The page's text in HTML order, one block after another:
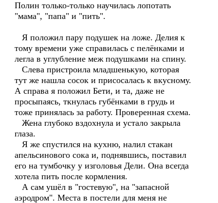
Полин только-только научилась лопотать
"мама", "папа" и "пить".
Я положил пару подушек на ложе. Делия к
тому времени уже справилась с пелёнками и
легла в углубление меж подушками на спину.
Слева пристроила младшенькую, которая
тут же нашла сосок и присосалась к вкусному.
А справа я положил Бети, и та, даже не
просыпаясь, ткнулась губёнками в грудь и
тоже принялась за работу. Проверенная схема.
Жена глубоко вздохнула и устало закрыла
глаза.
Я же спустился на кухню, налил стакан
апельсинового сока и, поднявшись, поставил
его на тумбочку у изголовья Дели. Она всегда
хотела пить после кормления.
А сам ушёл в "гостевую", на "запасной
аэродром". Места в постели для меня не